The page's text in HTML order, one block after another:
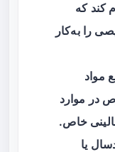
کند که
را به‌کار
مواد
در موارد
خاص.
یا